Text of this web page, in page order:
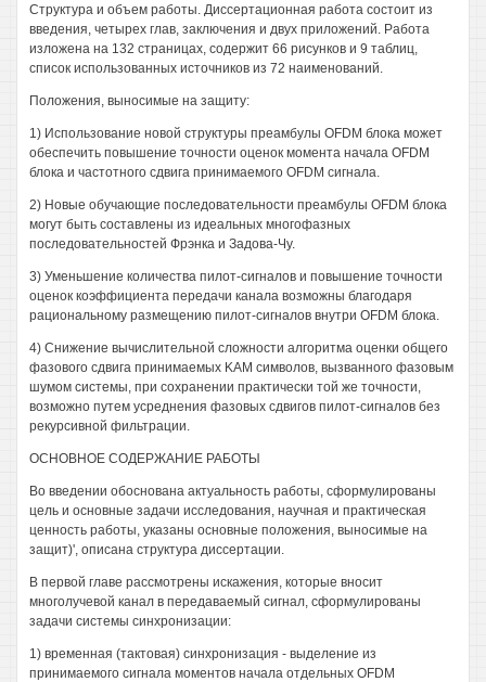
Структура и объем работы. Диссертационная работа состоит из
введения, четырех глав, заключения и двух приложений. Работа
изложена на 132 страницах, содержит 66 рисунков и 9 таблиц,
список использованных источников из 72 наименований.
Положения, выносимые на защиту:
1) Использование новой структуры преамбулы OFDM блока может
обеспечить повышение точности оценок момента начала OFDM
блока и частотного сдвига принимаемого OFDM сигнала.
2) Новые обучающие последовательности преамбулы OFDM блока
могут быть составлены из идеальных многофазных
последовательностей Фрэнка и Задова-Чу.
3) Уменьшение количества пилот-сигналов и повышение точности
оценок коэффициента передачи канала возможны благодаря
рациональному размещению пилот-сигналов внутри OFDM блока.
4) Снижение вычислительной сложности алгоритма оценки общего
фазового сдвига принимаемых KAM символов, вызванного фазовым
шумом системы, при сохранении практически той же точности,
возможно путем усреднения фазовых сдвигов пилот-сигналов без
рекурсивной фильтрации.
ОСНОВНОЕ СОДЕРЖАНИЕ РАБОТЫ
Во введении обоснована актуальность работы, сформулированы
цель и основные задачи исследования, научная и практическая
ценность работы, указаны основные положения, выносимые на
защит)', описана структура диссертации.
В первой главе рассмотрены искажения, которые вносит
многолучевой канал в передаваемый сигнал, сформулированы
задачи системы синхронизации:
1) временная (тактовая) синхронизация - выделение из
принимаемого сигнала моментов начала отдельных OFDM